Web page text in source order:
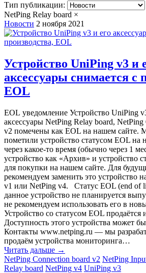
Тип публикации:
NetPing Relay board ×
Новости 2 ноября 2021
Устройство UniPing v3 и
аксессуары снимается с
EOL
EOL уведомление Устройство UniPing
аксессуары NetPing Relay board, NetPing
v2 помечены как EOL на нашем сайте.
пометили устройство статусом EOL на
через какое-то время (обычно через 1
устройство как «‎Архив» и устройство
для покупки на нашем сайте. Для
рекомендуем заменить это устройство
v1 или NetPing v4. Статус EOL (end of
данное устройство не планируется
не рекомендуем использовать его в
Устройство со статусом EOL продаётся
Доступность этого устройства может
Контакты www.netping.ru — мы
продаём устройства мониторинга…
Читать дальше →
NetPing Connection board v2 NetPing
Relay board NetPing v4 UniPing v3